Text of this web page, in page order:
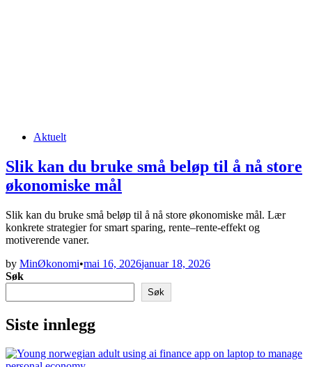
Posted Aktuelt
Slik kan du bruke små beløp til å nå store
økonomiske mål
Slik kan du bruke små beløp til å nå store økonomiske mål. Lær
konkrete strategier for smart sparing, rente–rente-effekt og
motiverende vaner.
by MinØkonomi•mai 16, 2026januar 18, 2026
Søk
Søk
Siste innlegg